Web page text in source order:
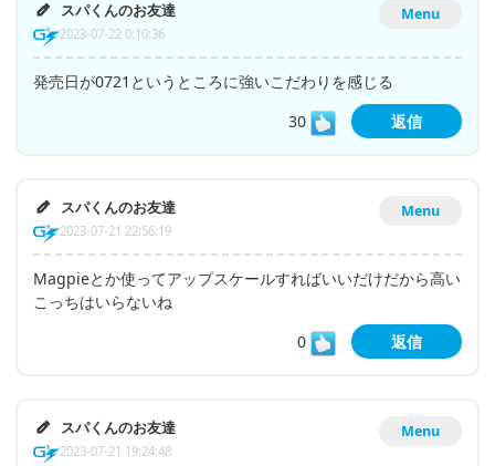
Menu
スパくんのお友達
2023-07-22 0:10:36
発売日が0721というところに強いこだわりを感じる
30
返信
Menu
スパくんのお友達
2023-07-21 22:56:19
Magpieとか使ってアップスケールすればいいだけだから高い
こっちはいらないね
0
返信
Menu
スパくんのお友達
2023-07-21 19:24:48